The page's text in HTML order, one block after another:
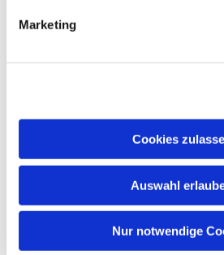
Marketing
Cookies
Auswahl
Nur notwendige
Glaube
Bistumswallfahrt
Taufe, Kommunion & Trauung
Pfarreileben
Jugend